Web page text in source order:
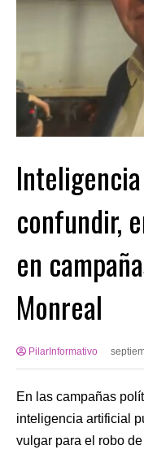
confundir,
en
Monreal
PilarInformativo
En las campañas
inteligencia artificial
vulgar para el robo